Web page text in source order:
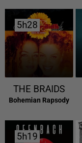
5h28
5h28
THE BRAIDS
Bohemian Rapsody
5h19
5h19